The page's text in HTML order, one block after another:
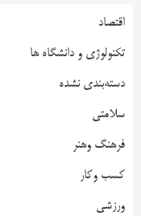
اقتصاد
تکنولوژی و دانشگاه ها
دسته‌بندی نشده
سلامتی
فرهنگ وهنر
کسب وکار
ورزشی